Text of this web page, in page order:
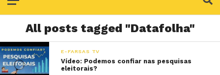
All posts tagged "Datafolha"
E-FARSAS TV
Vídeo: Podemos confiar nas pesquisas
eleitorais?